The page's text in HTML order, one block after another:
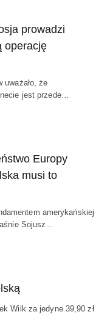
prowadzi
operację
uważało, że
jest przede…
Europy
musi to
amerykańskiej
Sojusz…
Wilk za jedyne 39,90 zł